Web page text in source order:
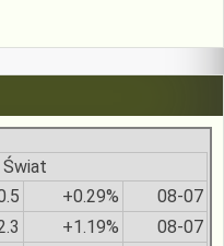
Świat
+0.29% 08-07
+1.19% 08-07